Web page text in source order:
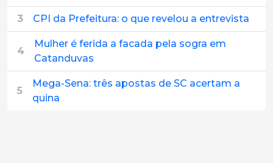
3 CPI da Prefeitura: o que revelou a entrevista
4
Mulher é ferida a facada pela sogra em
Catanduvas
5
Mega-Sena: três apostas de SC acertam a
quina